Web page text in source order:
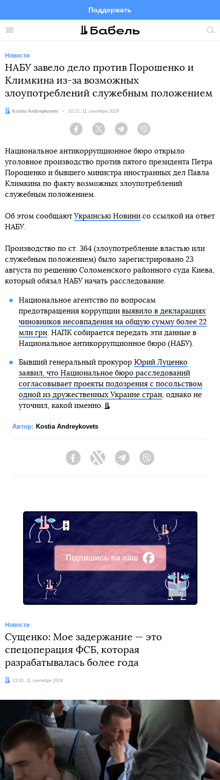
Меню
Поддержать
FacebookTelegramTwitter
Новости
НАБУ завело дело против Порошенко и
Климкина из-за возможных
злоупотреблений служебным положением
Автор:Kostia Andreykovets Дата:
10:12, 11 сентября 2019
Facebook Twitter Telegram
Национальное антикоррупционное бюро открыло
уголовное производство против пятого президента Петра
Порошенко и бывшего министра иностранных дел Павла
Климкина по факту возможных злоупотреблений
служебным положением.
Об этом сообщают Українські Новини со ссылкой на ответ
НАБУ.
Производство по ст. 364 (злоупотребление властью или
служебным положением) было зарегистрировано 23
августа по решению Соломенского районного суда Киева,
который обязал НАБУ начать расследование.
Национальное агентство по вопросам
предотвращения коррупции выявило в декларациях
чиновников несовпадения на общую сумму более 22
млн грн. НАПК собирается передать эти данные в
Национальное антикоррупционное бюро (НАБУ).
Бывший генеральный прокурор Юрий Луценко
заявил, что Национальное бюро расследований
согласовывает проекты подозрения с посольством
одной из дружественных Украине стран, однако не
уточнил, какой именно.
Автор: Kostia Andreykovets
FacebookTwitter Telegram
Підпишись на наш
Facebook
Новости
Сущенко: Мое задержание — это
спецоперация ФСБ, которая
разрабатывалась более года
Дата:13:03, 11 сентября 2019